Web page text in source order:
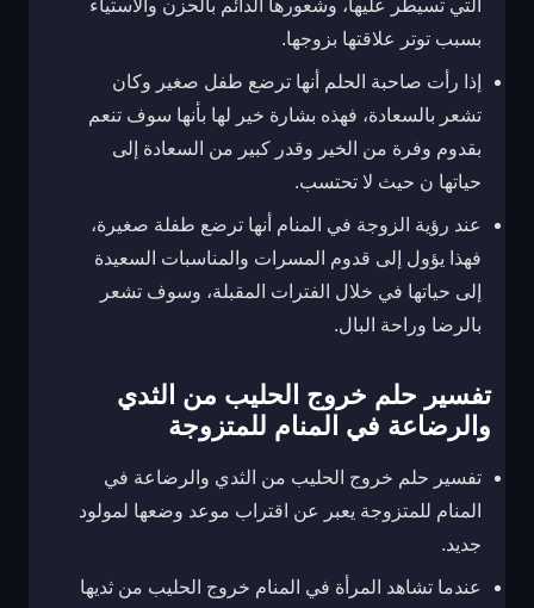
التي تسيطر عليها، وشعورها الدائم بالحزن والاستياء
بسبب توتر علاقتها بزوجها.
إذا رأت صاحبة الحلم أنها ترضع طفل صغير وكان
تشعر بالسعادة، فهذه بشارة خير لها بأنها سوف تنعم
بقدوم وفرة من الخير وقدر كبير من السعادة إلى
حياتها ن حيث لا تحتسب.
عند رؤية الزوجة في المنام أنها ترضع طفلة صغيرة،
فهذا يؤول إلى قدوم المسرات والمناسبات السعيدة
إلى حياتها في خلال الفترات المقبلة، وسوف تشعر
بالرضا وراحة البال.
تفسير حلم خروج الحليب من الثدي
والرضاعة في المنام للمتزوجة
تفسير حلم خروج الحليب من الثدي والرضاعة في
المنام للمتزوجة يعبر عن اقتراب موعد وضعها لمولود
جديد.
عندما تشاهد المرأة في المنام خروج الحليب من ثديها